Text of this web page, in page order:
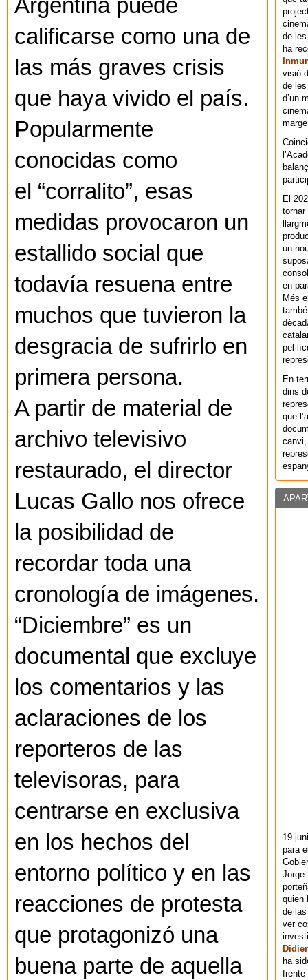
Argentina puede
calificarse como una de
las más graves crisis
que haya vivido el país.
Popularmente
conocidas como
el “corralito”, esas
medidas provocaron un
estallido social que
todavía resuena entre
muchos que tuvieron la
desgracia de sufrirlo en
primera persona.
A partir de material de
archivo televisivo
restaurado, el director
Lucas Gallo nos ofrece
la posibilidad de
recordar toda una
cronología de imágenes.
“Diciembre” es un
documental que excluye
los comentarios y las
aclaraciones de los
reporteros de las
televisoras, para
centrarse en exclusiva
en los hechos del
entorno político y en las
reacciones de protesta
que protagonizó una
buena parte de aquella
de
ha
visió
de
d’un
El
un
en
Més
En
dins
que
canvi,
19
para
Jorge
quien
de
ver
Didier
ha
frente